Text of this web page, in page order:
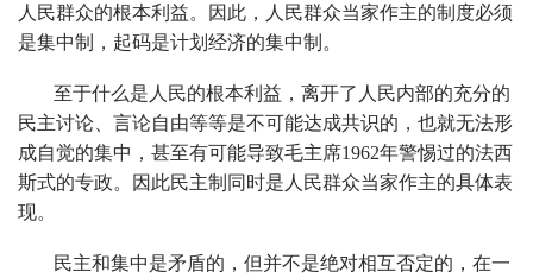
人民群众的根本利益。因此，人民群众当家作主的制度必须
是集中制，起码是计划经济的集中制。
至于什么是人民的根本利益，离开了人民内部的充分的
民主讨论、言论自由等等是不可能达成共识的，也就无法形
成自觉的集中，甚至有可能导致毛主席1962年警惕过的法西
斯式的专政。因此民主制同时是人民群众当家作主的具体表
现。
民主和集中是矛盾的，但并不是绝对相互否定的，在一